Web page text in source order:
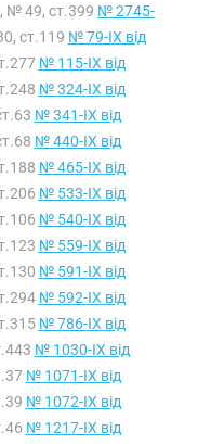
№ 49, ст.399 № 2745-
ст.119 № 79-IX від
№ 115-IX від
№ 324-IX від
№ 341-IX від
№ 440-IX від
№ 465-IX від
№ 533-IX від
№ 540-IX від
№ 559-IX від
№ 591-IX від
№ 592-IX від
№ 786-IX від
№ 1030-IX від
№ 1071-IX від
№ 1072-IX від
№ 1217-IX від